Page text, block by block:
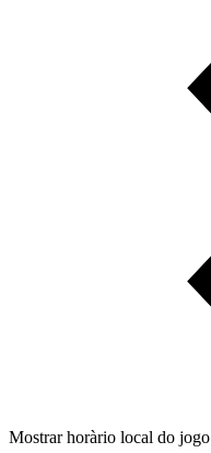
Mostrar horàrio local do jogo